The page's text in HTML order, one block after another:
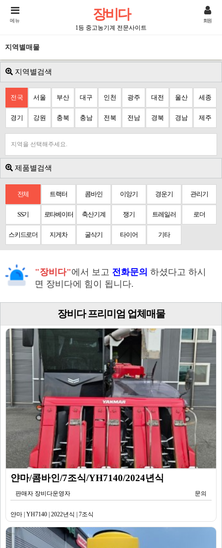
장비다
1등 중고농기계 전문사이트
메뉴 회원
지역별매물
지역별검색
전국 서울 부산 대구 인천 광주 대전 울산 세종
경기 강원 충북 충남 전북 전남 경북 경남 제주
지역을 선택해주세요.
제품별검색
전체 트랙터 콤바인 이앙기 경운기 관리기
SS기 로타베이터 축산기계 쟁기 트레일러 로더
스키드로더 지게차 굴삭기 타이어 기타
"장비다"에서 보고 전화문의 하셨다고 하시
면 장비다에 힘이 됩니다.
장비다 프리미엄 업체매물
얀마/콤바인/7조식/YH7140/2024년식
판매자 장비다운영자 문의
얀마 | YH7140 | 2022년식 | 7조식